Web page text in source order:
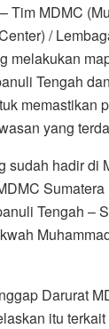
– Tim MDMC
/
melakukan
Tengah
memastikan
yang
sudah hadir di
Sumatera
Tengah –
Darurat
itu